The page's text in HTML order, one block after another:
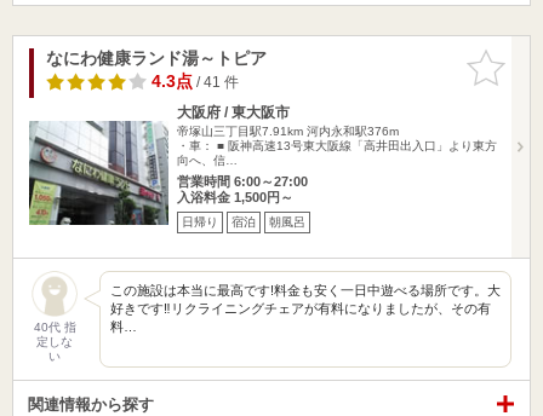
お気に入
りに追加
なにわ健康ランド湯～トピア
4.3点/ 41 件
大阪府 / 東大阪市
帝塚山三丁目駅7.91km 河内永和駅376m
・車： ■ 阪神高速13号東大阪線「高井田出入口」より東方
向へ、信…
営業時間 6:00～27:00
入浴料金 1,500円～
日帰り 宿泊 朝風呂
40代 指
定しな
い
この施設は本当に最高です!料金も安く一日中遊べる場所です。大
好きです‼︎リクライニングチェアが有料になりましたが、その有
料…
関連情報から探す